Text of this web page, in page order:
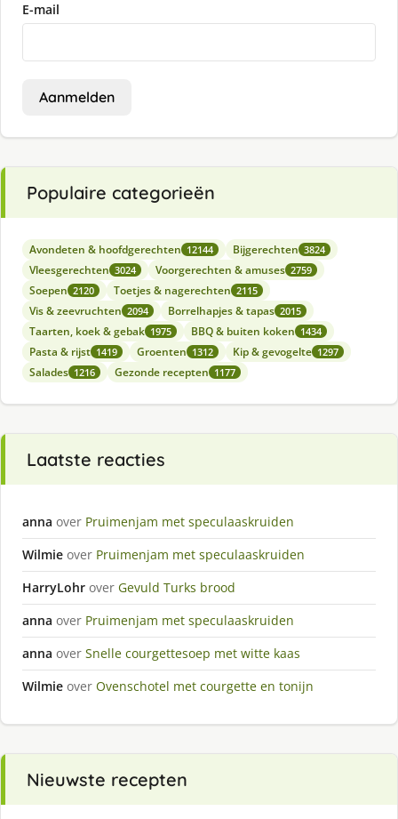
E-mail
Aanmelden
Populaire categorieën
Avondeten & hoofdgerechten 12144 Bijgerechten 3824
Vleesgerechten 3024 Voorgerechten & amuses 2759
Soepen 2120 Toetjes & nagerechten 2115
Vis & zeevruchten 2094 Borrelhapjes & tapas 2015
Taarten, koek & gebak 1975 BBQ & buiten koken 1434
Pasta & rijst 1419 Groenten 1312 Kip & gevogelte 1297
Salades 1216 Gezonde recepten 1177
Laatste reacties
anna over Pruimenjam met speculaaskruiden
Wilmie over Pruimenjam met speculaaskruiden
HarryLohr over Gevuld Turks brood
anna over Pruimenjam met speculaaskruiden
anna over Snelle courgettesoep met witte kaas
Wilmie over Ovenschotel met courgette en tonijn
Nieuwste recepten